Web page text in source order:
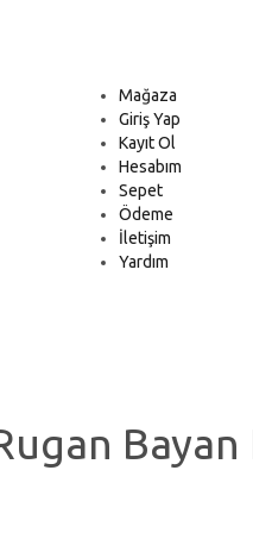
Mağaza
Giriş Yap
Kayıt Ol
Hesabım
Sepet
Ödeme
İletişim
Yardım